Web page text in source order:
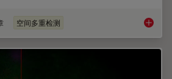
空间多重检测 通过 11